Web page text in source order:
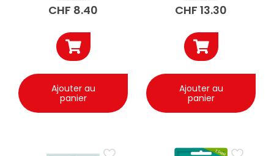
CHF 8.40
Ajouter au
panier
CHF 13.30
Ajouter au
panier